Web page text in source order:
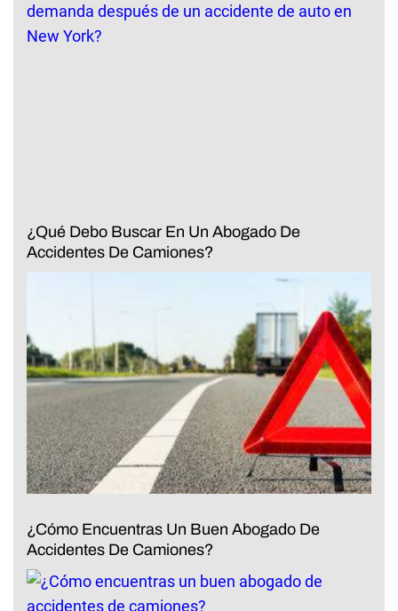
¿Qué Debo Buscar En Un Abogado De
Accidentes De Camiones?
¿Cómo Encuentras Un Buen Abogado De
Accidentes De Camiones?